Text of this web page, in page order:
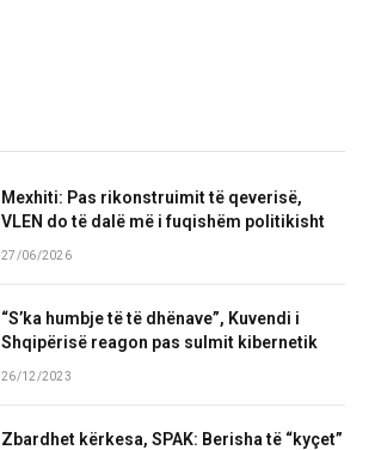
Mexhiti: Pas rikonstruimit të qeverisë,
VLEN do të dalë më i fuqishëm politikisht
27/06/2026
“S’ka humbje të të dhënave”, Kuvendi i
Shqipërisë reagon pas sulmit kibernetik
26/12/2023
Zbardhet kërkesa, SPAK: Berisha të “kyçet”